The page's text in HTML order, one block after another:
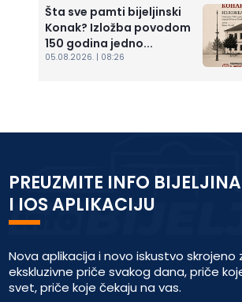
Šta sve pamti bijeljinski
Konak? Izložba povodom
150 godina jedno...
05.08.2026. | 08:26
PREUZMITE INFO
I IOS APLIKACIJU
Nova aplikacija i novo iskustvo skrojeno
ekskluzivne priče svakog dana, priče
svet, priče koje čekaju na vas.